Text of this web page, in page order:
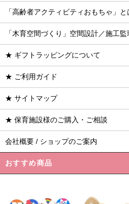
「高齢者アクティビティおもちゃ」と
「木育空間づくり」空間設計／施工
★ ギフトラッピングについて
★ ご利用ガイド
★ サイトマップ
★ 保育施設様のご購入・ご相談
会社概要 / ショップのご案内
おすすめ商品